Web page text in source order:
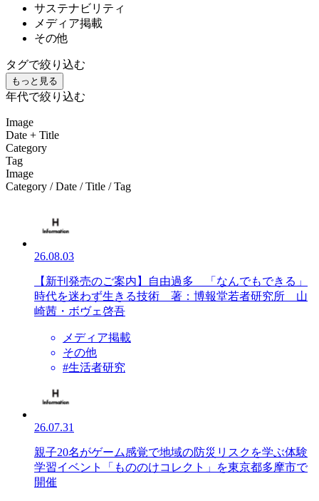
サステナビリティ
メディア掲載
その他
タグで絞り込む
もっと見る
年代で絞り込む
Image
Date + Title
Category
Tag
Image
Category / Date / Title / Tag
26.08.03
【新刊発売のご案内】自由過多 「なんでもできる」
時代を迷わず生きる技術 著：博報堂若者研究所 山
崎茜・ボヴェ啓吾
メディア掲載
その他
#生活者研究
26.07.31
親子20名がゲーム感覚で地域の防災リスクを学ぶ体験
学習イベント「もののけコレクト」を東京都多摩市で
開催